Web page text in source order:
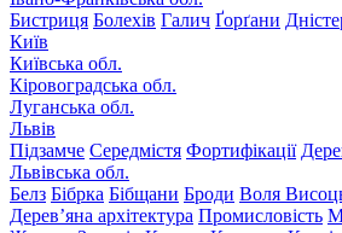
Бистриця Болехів Галич Ґорґани
Київ
Київська обл.
Кіровоградська обл.
Луганська обл.
Львів
Підзамче Середмістя Фортифікації
Львівська обл.
Белз Бібрка Бібщани Броди Воля
Дерев’яна архітектура Промисловість